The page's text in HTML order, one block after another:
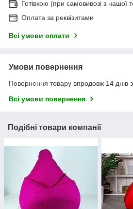
Готівкою (при самовивозі з нашої
Оплата за реквізитами
Всі умови оплати
Умови повернення
Повернення товару впродовж 14 днів
Всі умови повернення
Подібні товари компанії